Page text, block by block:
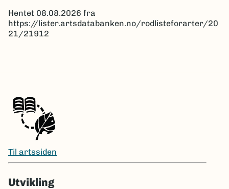
Hentet 08.08.2026 fra
https://lister.artsdatabanken.no/rodlisteforarter/20
21/21912
Til artssiden
Utvikling